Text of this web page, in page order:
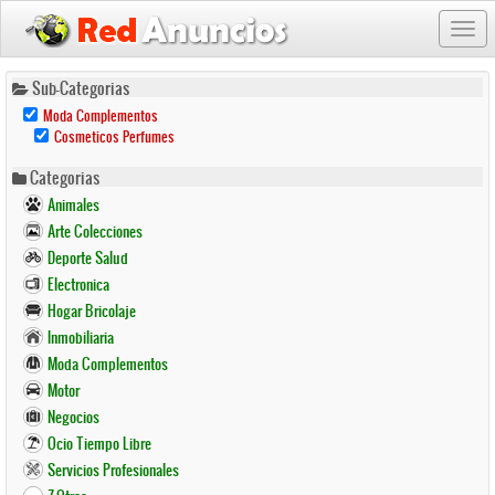
Pasar
contenido
principal
Sub-Categorias
Remove
Moda
Complementos
Moda Complementos
Remove
Cosmeticos
Filter
Cosmeticos Perfumes
Categorias
Animales
Arte Colecciones
Deporte Salud
Electronica
Hogar Bricolaje
Inmobiliaria
Moda Complementos
Motor
Negocios
Ocio Tiempo Libre
Servicios Profesionales